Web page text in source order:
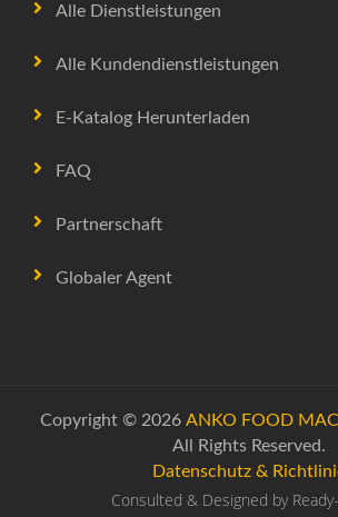
Alle Dienstleistungen
Alle Kundendienstleistungen
E-Katalog Herunterladen
FAQ
Partnerschaft
Globaler Agent
Copyright © 2026 ANKO FOOD
All Rights Reserved.
Datenschutz &
Consulted & Designed by